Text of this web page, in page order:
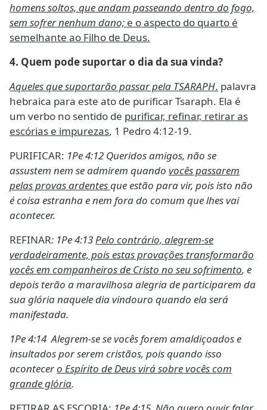
homens soltos, que andam passeando dentro do fogo,
sem sofrer nenhum dano; e o aspecto do quarto é
semelhante ao Filho de Deus.
4. Quem pode suportar o dia da sua vinda?
Aqueles que suportarão passar pela TSARAPH. palavra
hebraica para este ato de purificar Tsaraph. Ela é
um verbo no sentido de purificar, refinar, retirar as
escórias e impurezas, 1 Pedro 4:12-19.
PURIFICAR: 1Pe 4:12 Queridos amigos, não se
assustem nem se admirem quando vocês passarem
pelas provas ardentesque estão para vir, pois isto não
é coisa estranha e nem fora do comum que lhes vai
acontecer.
REFINAR: 1Pe 4:13Pelo contrário, alegrem-se
verdadeiramente, pois estas provações transformarão
vocês em companheiros de Cristo no seu sofrimento, e
depois terão a maravilhosa alegria de participarem da
sua glória naquele dia vindouro quando ela será
manifestada.
1Pe 4:14 Alegrem-se se vocês forem amaldiçoados e
insultados por serem cristãos, pois quando isso
acontecero Espírito de Deus virá sobre vocês com
grande glória.